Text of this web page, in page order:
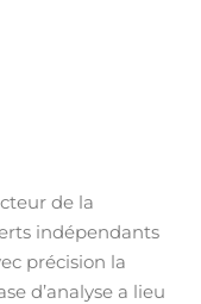
de la
indépendants
précision la
d’analyse a lieu